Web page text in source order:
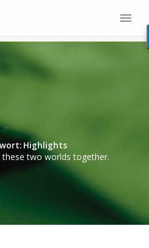
Highlights
two worlds together.